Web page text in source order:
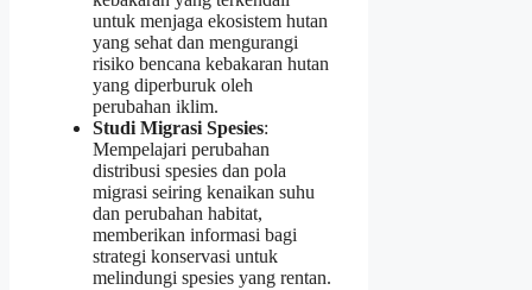
untuk menjaga ekosistem hutan
yang sehat dan mengurangi
risiko bencana kebakaran hutan
yang diperburuk oleh
perubahan iklim.
Studi Migrasi Spesies:
Mempelajari perubahan
distribusi spesies dan pola
migrasi seiring kenaikan suhu
dan perubahan habitat,
memberikan informasi bagi
strategi konservasi untuk
melindungi spesies yang rentan.